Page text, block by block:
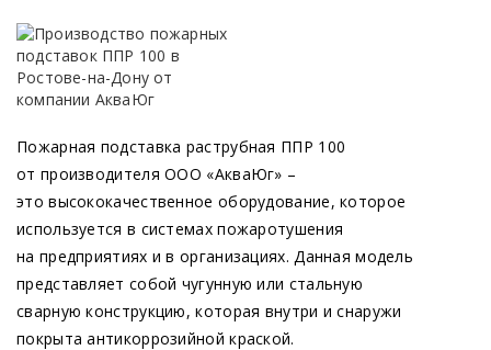
Пожарная подставка раструбная ППР 100
от производителя ООО «АкваЮг» –
это высококачественное оборудование, которое
используется в системах пожаротушения
на предприятиях и в организациях. Данная модель
представляет собой чугунную или стальную
сварную конструкцию, которая внутри и снаружи
покрыта антикоррозийной краской.